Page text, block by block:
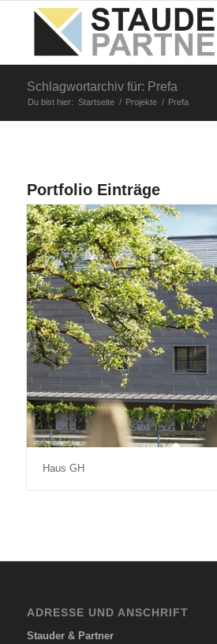
Schlagwortarchiv für: Prefa
Du bist hier: Startseite / Projekte / Prefa
Portfolio Einträge
Haus GH
ADRESSE UND ANSCHRIFT
Stauder & Partner